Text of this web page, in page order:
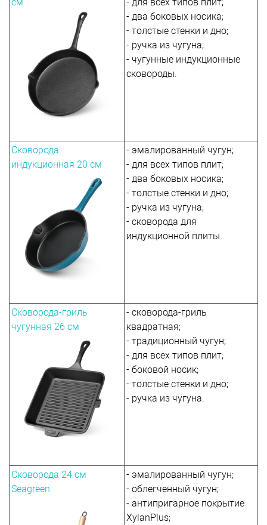
- два боковых носика;
- толстые стенки и дно;
- ручка из чугуна;
- чугунные индукционные
сковороды.
Сковорода
индукционная 20 см
- эмалированный чугун;
- для всех типов плит;
- два боковых носика;
- толстые стенки и дно;
- ручка из чугуна;
- сковорода для
индукционной плиты.
Сковорода-гриль
чугунная 26 см
- сковорода-гриль
квадратная;
- традиционный чугун;
- для всех типов плит;
- боковой носик;
- толстые стенки и дно;
- ручка из чугуна.
Сковорода 24 см
Seagreen
- эмалированный чугун;
- облегченный чугун;
- антипригарное покрытие
XylanPlus;